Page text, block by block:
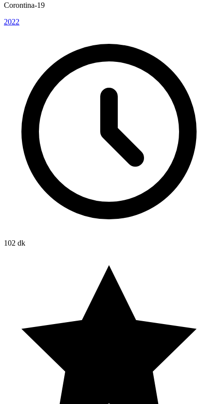
Corontina-19
2022
102 dk